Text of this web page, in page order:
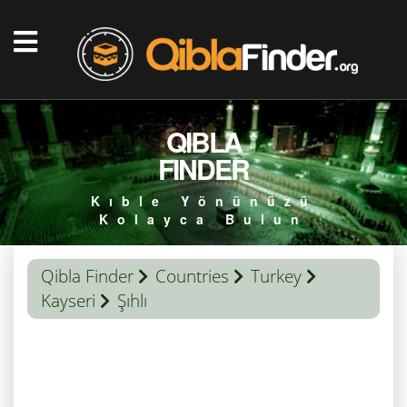
QIBLA
FINDER
Kıble Yönünüzü
Kolayca Bulun
Qibla Finder Countries
Turkey
Kayseri
Şıhlı